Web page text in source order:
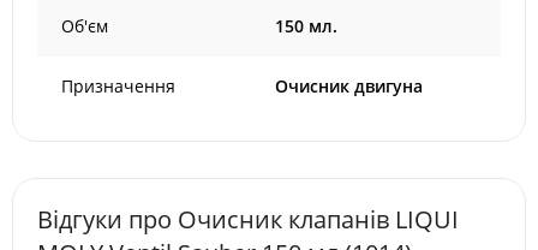
Об'єм 150 мл.
Призначення Очисник двигуна
Відгуки про Очисник клапанів LIQUI